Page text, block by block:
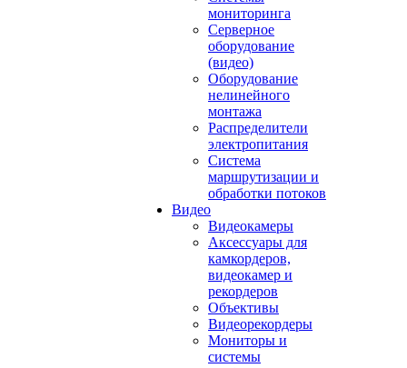
мониторинга
Серверное
оборудование
(видео)
Оборудование
нелинейного
монтажа
Распределители
электропитания
Система
маршрутизации и
обработки потоков
Видео
Видеокамеры
Аксессуары для
камкордеров,
видеокамер и
рекордеров
Объективы
Видеорекордеры
Мониторы и
системы